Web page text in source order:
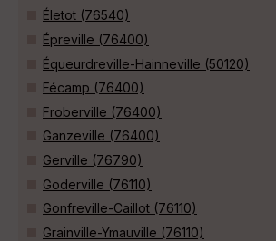
Életot (76540)
Épreville (76400)
Équeurdreville-Hainneville (50120)
Fécamp (76400)
Froberville (76400)
Ganzeville (76400)
Gerville (76790)
Goderville (76110)
Gonfreville-Caillot (76110)
Grainville-Ymauville (76110)